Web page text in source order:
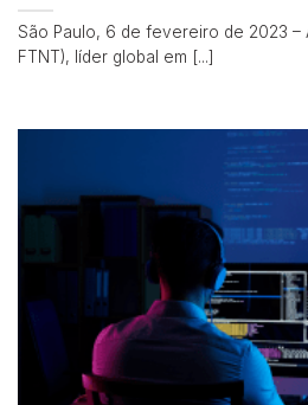
São Paulo, 6 de fevereiro de 2023 –
FTNT), líder global em [...]